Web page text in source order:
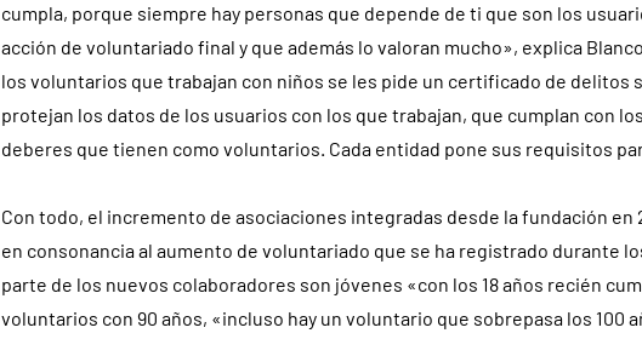
cumpla, porque siempre hay personas que depende de ti que son los
acción de voluntariado final y que además lo valoran mucho», explica
los voluntarios que trabajan con niños se les pide un certificado de delitos
protejan los datos de los usuarios con los que trabajan, que cumplan con
deberes que tienen como voluntarios. Cada entidad pone sus requisitos
Con todo, el incremento de asociaciones integradas desde la fundación en
en consonancia al aumento de voluntariado que se ha registrado durante
parte de los nuevos colaboradores son jóvenes «con los 18 años recién
voluntarios con 90 años, «incluso hay un voluntario que sobrepasa los 100